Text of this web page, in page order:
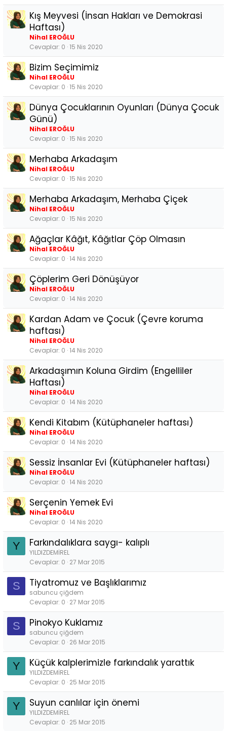
Kış Meyvesi (İnsan Hakları ve Demokrasi
Haftası)
Nihal EROĞLU
Cevaplar 0 15 Nis 2020
Bizim Seçimimiz
Nihal EROĞLU
Cevaplar 0 15 Nis 2020
Dünya Çocuklarının Oyunları (Dünya Çocuk
Günü)
Nihal EROĞLU
Cevaplar 0 15 Nis 2020
Merhaba Arkadaşım
Nihal EROĞLU
Cevaplar 0 15 Nis 2020
Merhaba Arkadaşım, Merhaba Çiçek
Nihal EROĞLU
Cevaplar 0 15 Nis 2020
Ağaçlar Kâğıt, Kâğıtlar Çöp Olmasın
Nihal EROĞLU
Cevaplar 0 14 Nis 2020
Çöplerim Geri Dönüşüyor
Nihal EROĞLU
Cevaplar 0 14 Nis 2020
Kardan Adam ve Çocuk (Çevre koruma
haftası)
Nihal EROĞLU
Cevaplar 0 14 Nis 2020
Arkadaşımın Koluna Girdim (Engelliler
Haftası)
Nihal EROĞLU
Cevaplar 0 14 Nis 2020
Kendi Kitabım (Kütüphaneler haftası)
Nihal EROĞLU
Cevaplar 0 14 Nis 2020
Sessiz İnsanlar Evi (Kütüphaneler haftası)
Nihal EROĞLU
Cevaplar 0 14 Nis 2020
Serçenin Yemek Evi
Nihal EROĞLU
Cevaplar 0 14 Nis 2020
Y Farkındalıklara saygı- kalıplı
YILDIZDEMİREL
Cevaplar 0 27 Mar 2015
S Tiyatromuz ve Başlıklarımız
sabuncu çiğdem
Cevaplar 0 27 Mar 2015
S Pinokyo Kuklamız
sabuncu çiğdem
Cevaplar 0 26 Mar 2015
Y Küçük kalplerimizle farkındalık yarattık
YILDIZDEMİREL
Cevaplar 0 25 Mar 2015
Y Suyun canlılar için önemi
YILDIZDEMİREL
Cevaplar 0 25 Mar 2015